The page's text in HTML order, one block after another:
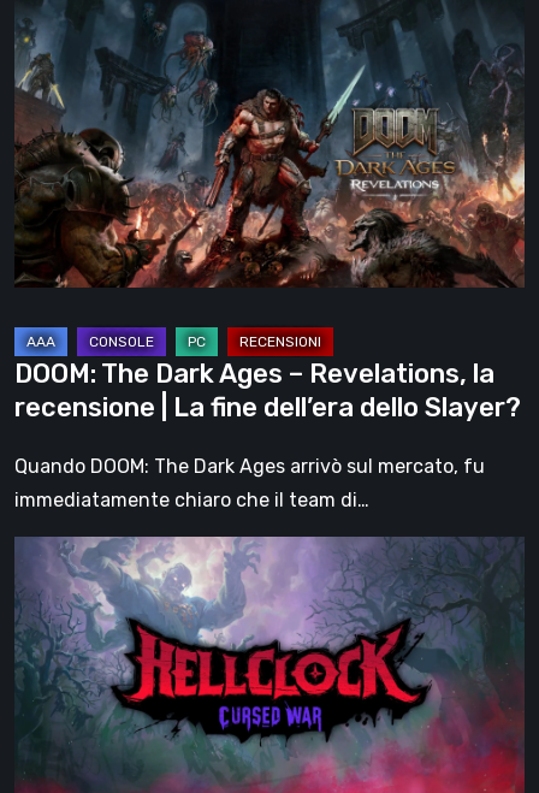
DOOM:
The
Dark
Ages
–
Revelations,
la
recensione
|
fine
dell’era
dello
DOOM: The Dark Ages – Revelations, la
recensione | La fine dell’era dello Slayer?
Quando DOOM: The Dark Ages arrivò sul mercato, fu
immediatamente chiaro che il team di…
Cursed
War
–
recensione:
di